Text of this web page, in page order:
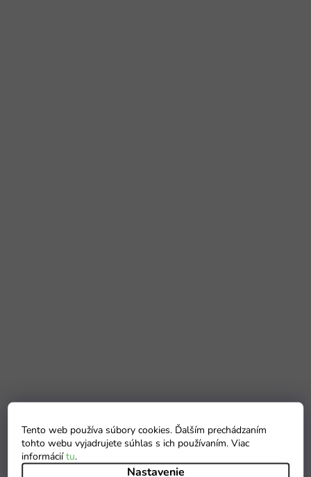
Tento web používa súbory cookies. Ďalším prechádzaním
tohto webu vyjadrujete súhlas s ich používaním. Viac
informáciítu.
Nastavenie